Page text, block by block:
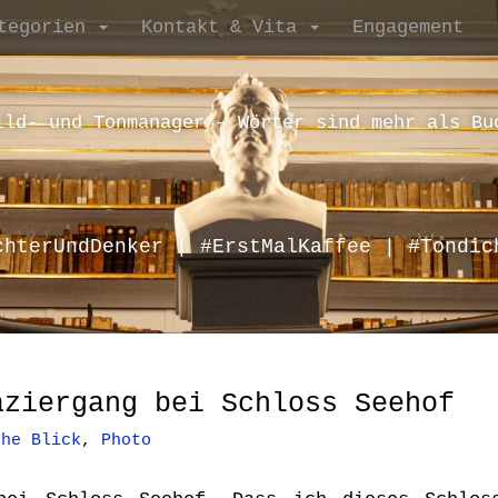
Kontakt & Vita Engagement
und Tonmanager – Wörter sind mehr als
| #ErstMalKaffee |
bei Schloss Seehof
Blick, Photo